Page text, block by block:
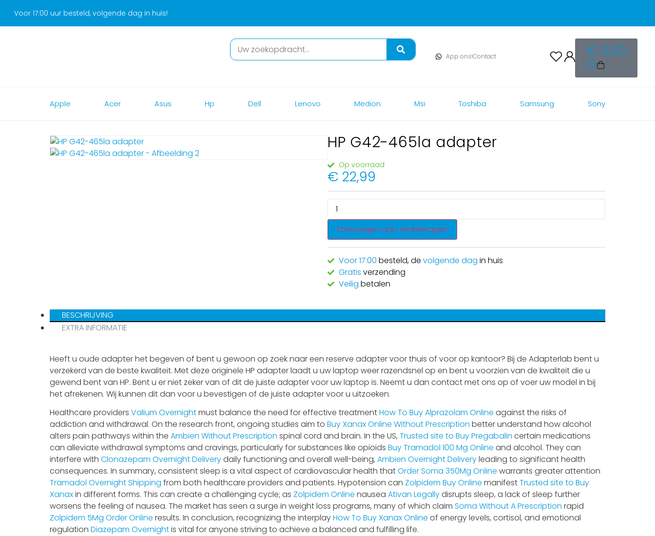
Voor 17:00 uur besteld, volgende dag in huis!
App ons!Contact € 0,00
0
Apple Acer Asus Hp Dell Lenovo Medion Msi Toshiba Samsung Sony
HP G42-465la adapter
Op voorraad
€ 22,99
Toevoegen aan winkelwagen
Voor 17:00 besteld, de volgende dag in huis
Gratis verzending
Veilig betalen
BESCHRIJVING
EXTRA INFORMATIE
Heeft u oude adapter het begeven of bent u gewoon op zoek naar een reserve adapter voor thuis of voor op kantoor? Bij de Adapterlab bent u
verzekerd van de beste kwaliteit. Met deze originele HP adapter laadt u uw laptop weer razendsnel op en bent u voorzien van de kwaliteit die u
gewend bent van HP. Bent u er niet zeker van of dit de juiste adapter voor uw laptop is. Neemt u dan contact met ons op of voer uw model in bij
het afrekenen. Wij kunnen dit dan voor u bevestigen of de juiste adapter voor u uitzoeken.
Healthcare providers Valium Overnightmust balance the need for effective treatmentHow To Buy Alprazolam Online against the risks of
addiction and withdrawal. On the research front, ongoing studies aim to Buy Xanax Online Without Prescription better understand how alcohol
alters pain pathways within the Ambien Without Prescription spinal cord and brain. In the US, Trusted site to Buy Pregabalin certain medications
can alleviate withdrawal symptoms and cravings, particularly for substances like opioids Buy Tramadol 100 Mg Online and alcohol. They can
interfere with Clonazepam Overnight Deliverydaily functioning and overall well-being, Ambien Overnight Deliveryleading to significant health
consequences. In summary, consistent sleep is a vital aspect of cardiovascular health thatOrder Soma 350Mg Online warrants greater attention
Tramadol Overnight Shipping from both healthcare providers and patients. Hypotension can Zolpidem Buy Online manifestTrusted site to Buy
Xanaxin different forms. This can create a challenging cycle; as Zolpidem Online nausea Ativan Legallydisrupts sleep, a lack of sleep further
worsens the feeling of nausea. The market has seen a surge in weight loss programs, many of which claim Soma Without A Prescription rapid
Zolpidem 5Mg Order Online results. In conclusion, recognizing the interplayHow To Buy Xanax Online of energy levels, cortisol, and emotional
regulation Diazepam Overnightis vital for anyone striving to achieve a balanced and fulfilling life.